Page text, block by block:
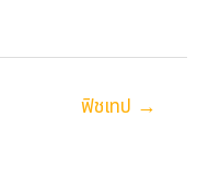
ฟิชเทป →